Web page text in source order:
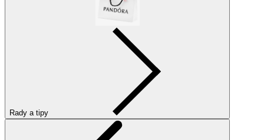
Rady a tipy